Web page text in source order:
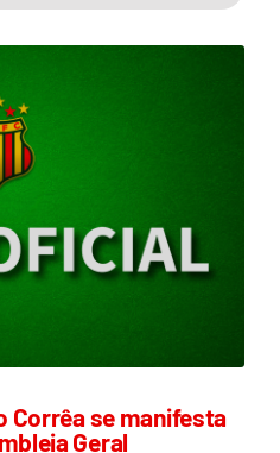
Corrêa se manifesta
Geral